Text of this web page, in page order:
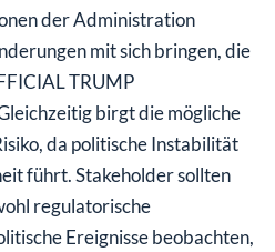
der Administration
mit sich bringen, die
TRUMP
birgt die mögliche
da politische Instabilität
führt. Stakeholder sollten
regulatorische
Ereignisse beobachten,